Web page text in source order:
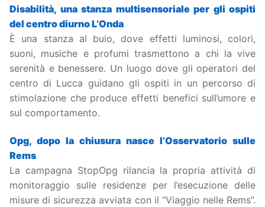
Disabilità, una stanza multisensoriale per gli ospiti
del centro diurno L’Onda
È una stanza al buio, dove effetti luminosi, colori,
suoni, musiche e profumi trasmettono a chi la vive
serenità e benessere. Un luogo dove gli operatori del
centro di Lucca guidano gli ospiti in un percorso di
stimolazione che produce effetti benefici sull’umore e
sul comportamento.
Opg, dopo la chiusura nasce l’Osservatorio sulle
Rems
La campagna StopOpg rilancia la propria attività di
monitoraggio sulle residenze per l’esecuzione delle
misure di sicurezza avviata con il “Viaggio nelle Rems”.